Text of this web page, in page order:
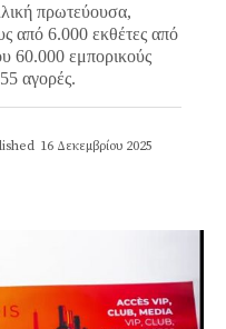
πρωτεύουσα,
από 6.000 εκθέτες από
60.000 εμπορικούς
αγορές.
16 Δεκεμβρίου 2025